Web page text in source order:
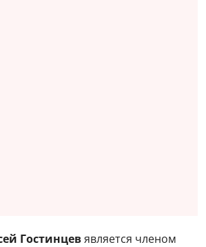
Гостинцевявляется членом